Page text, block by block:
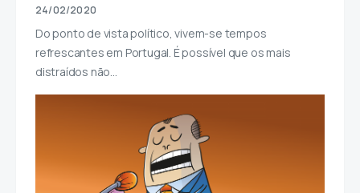
24/02/2020
Do ponto de vista político, vivem-se tempos
refrescantes em Portugal. É possível que os mais
distraídos não…